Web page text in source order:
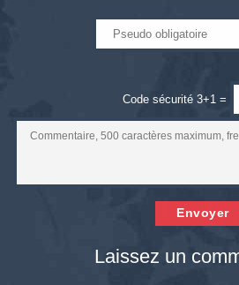
Code sécurité 3+1 =
Envoyer
Laissez un